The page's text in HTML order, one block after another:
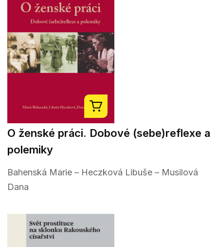
O ženské práci. Dobové (sebe)reflexe a
polemiky
Bahenská Marie – Heczková Libuše – Musilová
Dana